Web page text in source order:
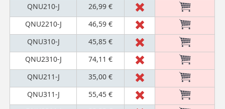
QNU210-J
26,99 €
QNU2210-J
46,59 €
QNU310-J
45,85 €
QNU2310-J
74,11 €
QNU211-J
35,00 €
QNU311-J
55,45 €